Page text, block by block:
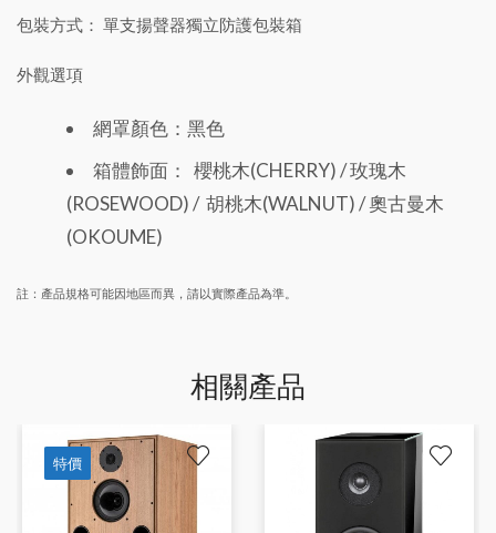
包裝方式： 單支揚聲器獨立防護包裝箱
外觀選項
網罩顏色：黑色
箱體飾面： 櫻桃木(CHERRY) / 玫瑰木
(ROSEWOOD) / 胡桃木(WALNUT) / 奧古曼木
(OKOUME)
註：產品規格可能因地區而異，請以實際產品為準。
相關產品
特價